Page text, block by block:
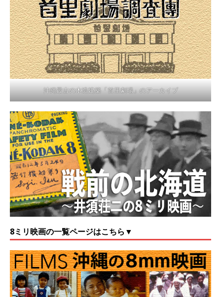
沖縄最古の木造建築「首里劇場」のアーカイブ
8ミリ映画の一覧ページはこちら▼